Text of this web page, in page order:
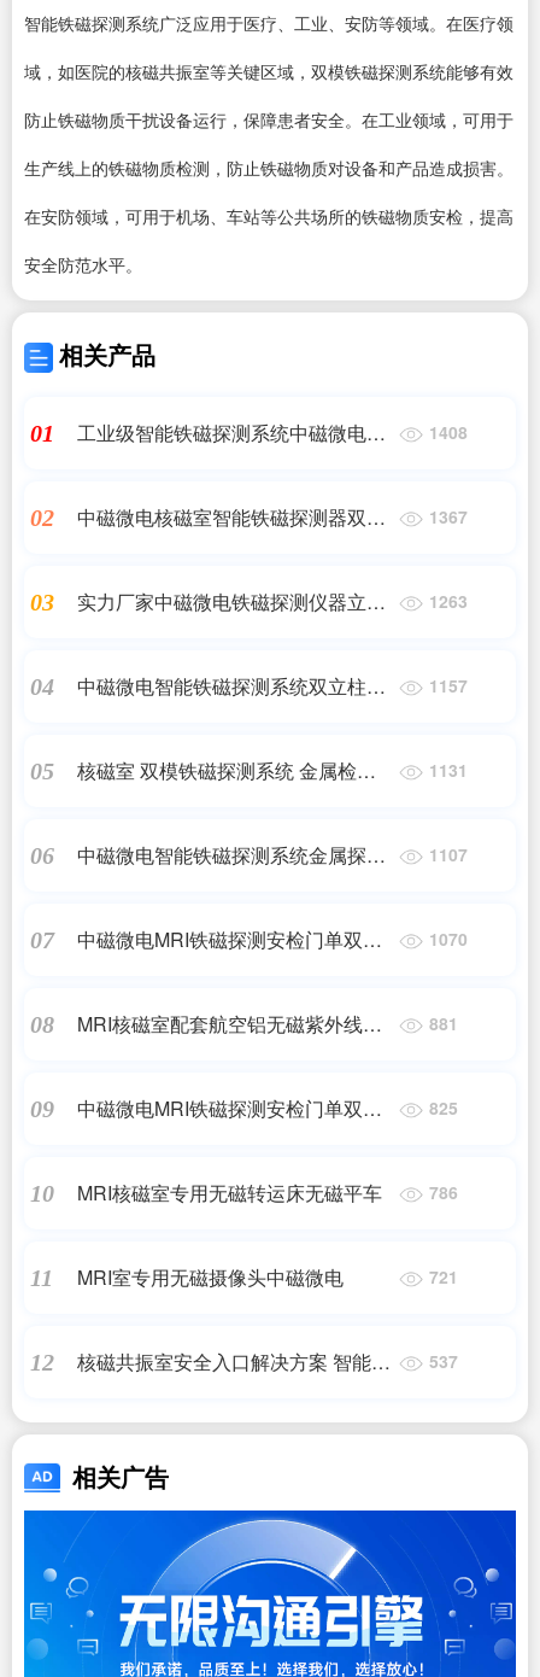
智能铁磁探测系统广泛应用于医疗、工业、安防等领域。在医疗领
域，如医院的核磁共振室等关键区域，双模铁磁探测系统能够有效
防止铁磁物质干扰设备运行，保障患者安全。在工业领域，可用于
生产线上的铁磁物质检测，防止铁磁物质对设备和产品造成损害。
在安防领域，可用于机场、车站等公共场所的铁磁物质安检，提高
安全防范水平。
相关产品
01
工业级智能铁磁探测系统中磁微电自
1408
02
中磁微电核磁室智能铁磁探测器双立
1367
03
实力厂家中磁微电铁磁探测仪器立柱
1263
04
中磁微电智能铁磁探测系统双立柱式
1157
05
核磁室 双模铁磁探测系统 金属检测
1131
06
中磁微电智能铁磁探测系统金属探测
1107
07
中磁微电MRI铁磁探测安检门单双立
1070
08
MRI核磁室配套航空铝无磁紫外线消
881
09
中磁微电MRI铁磁探测安检门单双立
825
10 MRI核磁室专用无磁转运床无磁平车 786
11 MRI室专用无磁摄像头中磁微电 721
12
核磁共振室安全入口解决方案 智能铁
537
相关广告